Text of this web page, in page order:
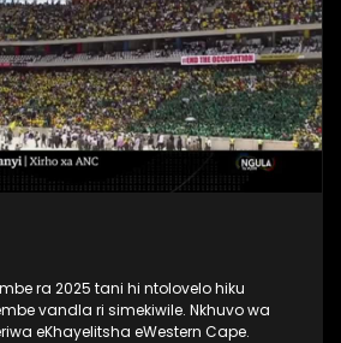
ra 2025 tani hi ntolovelo hiku
vandla ri simekiwile. Nkhuvo wa
eKhayelitsha eWestern Cape.